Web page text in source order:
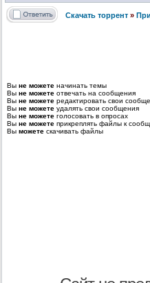
Скачать торрент »
Вы не можете начинать темы
Вы не можете отвечать на сообщения
Вы не можете редактировать свои
Вы не можете удалять свои сообщения
Вы не можете голосовать в опросах
Вы не можете прикреплять файлы к
Вы можете скачивать файлы